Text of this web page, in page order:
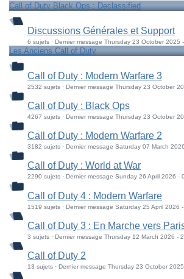
Call of Duty Black Ops : Declassified
Discussions Générales et Support
6 sujets · Dernier message Thursday 23 October 2025
Les Anciens Call of Duty
Call of Duty : Modern Warfare 3
2532 sujets · Dernier message Thursday 23 October
Call of Duty : Black Ops
4267 sujets · Dernier message Thursday 23 October
Call of Duty : Modern Warfare 2
3182 sujets · Dernier message Saturday 07 March
Call of Duty : World at War
2290 sujets · Dernier message Sunday 26 April 2026 -
Call of Duty 4 : Modern Warfare
1519 sujets · Dernier message Saturday 25 April 2026
Call of Duty 3 : En Marche vers
3 sujets · Dernier message Thursday 12 March 2026 -
Call of Duty 2
13 sujets · Dernier message Thursday 23 October